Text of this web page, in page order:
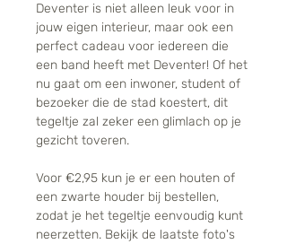
Deventer is niet alleen leuk voor in
jouw eigen interieur, maar ook een
perfect cadeau voor iedereen die
een band heeft met Deventer! Of het
nu gaat om een inwoner, student of
bezoeker die de stad koestert, dit
tegeltje zal zeker een glimlach op je
gezicht toveren.
Voor €2,95 kun je er een houten of
een zwarte houder bij bestellen,
zodat je het tegeltje eenvoudig kunt
neerzetten. Bekijk de laatste foto's